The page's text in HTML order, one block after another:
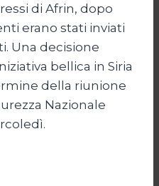
di Afrin, dopo
erano stati inviati
Una decisione
bellica in Siria
della riunione
Nazionale